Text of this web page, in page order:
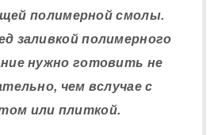
полимерной смолы.
заливкой полимерного
нужно готовить не
чем вслучае с
или плиткой.